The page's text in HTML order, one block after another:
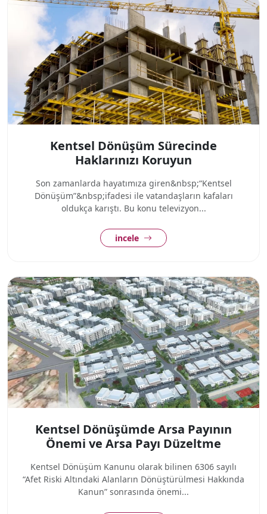
Kentsel Dönüşüm Sürecinde
Haklarınızı Koruyun
Son zamanlarda hayatımıza giren&nbsp;“Kentsel
Dönüşüm”&nbsp;ifadesi ile vatandaşların kafaları
oldukça karıştı. Bu konu televizyon...
incele
Kentsel Dönüşümde Arsa Payının
Önemi ve Arsa Payı Düzeltme
Kentsel Dönüşüm Kanunu olarak bilinen 6306 sayılı
“Afet Riski Altındaki Alanların Dönüştürülmesi Hakkında
Kanun” sonrasında önemi...